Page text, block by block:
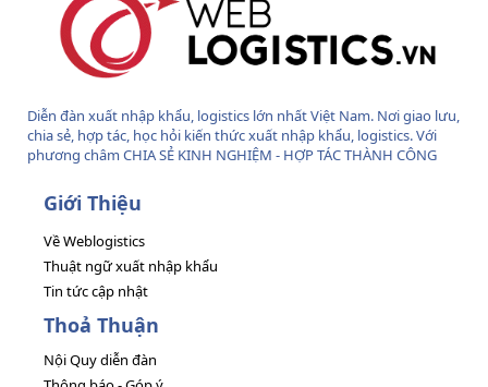
Diễn đàn xuất nhập khẩu, logistics lớn nhất Việt Nam. Nơi giao lưu,
chia sẻ, hợp tác, học hỏi kiến thức xuất nhập khẩu, logistics. Với
phương châm CHIA SẺ KINH NGHIỆM - HỢP TÁC THÀNH CÔNG
Giới Thiệu
Về Weblogistics
Thuật ngữ xuất nhập khẩu
Tin tức cập nhật
Thoả Thuận
Nội Quy diễn đàn